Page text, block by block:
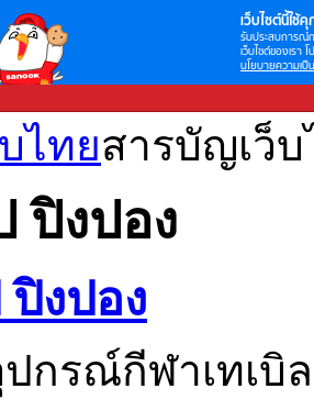
เว็บไซต์นี้ใช้คุ
รับประสบการณ์
เว็บไซต์ของเรา
นโยบายความเป็
ไทยสารบัญเว็
ปิงปอง
งปอง
กรณ์กีฬาเทเบิ